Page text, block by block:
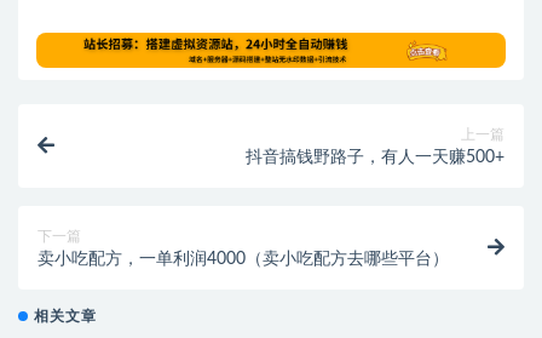
上一篇
抖音搞钱野路子，有人一天赚500+
下一篇
卖小吃配方，一单利润4000（卖小吃配方去哪些平台）
相关文章